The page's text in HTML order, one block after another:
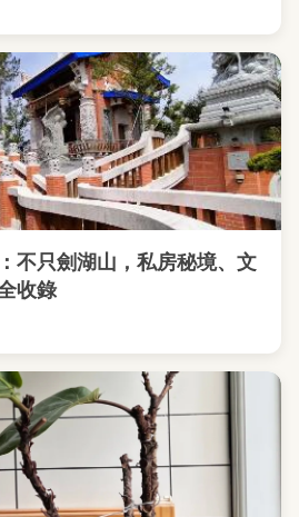
不只劍湖山，私房秘境、文
收錄